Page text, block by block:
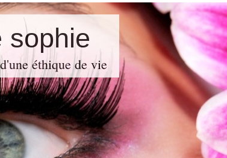
sophie
éthique de vie